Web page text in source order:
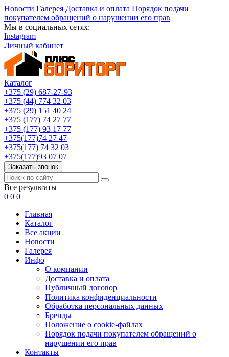
Новости Галерея Доставка и оплата Порядок подачи
покупателем обращений о нарушении его прав
Мы в социальных сетях:
Instagram
Личный кабинет
Каталог
+375 (29) 687-27-93
+375 (44) 774 32 03
+375 (29) 151 40 24
+375 (177) 74 27 77
+375 (177) 93 17 77
+375(177)74 27 47
+375(177) 74 32 03
+375(177)93 07 07
Заказать звонок
Все результаты
0 0 0
Главная
Каталог
Все акции
Новости
Галерея
Инфо
О компании
Доставка и оплата
Публичный договор
Политика конфиденциальности
Обработка персональных данных
Бренды
Положение о cookie-файлах
Порядок подачи покупателем обращений о
нарушении его прав
Контакты